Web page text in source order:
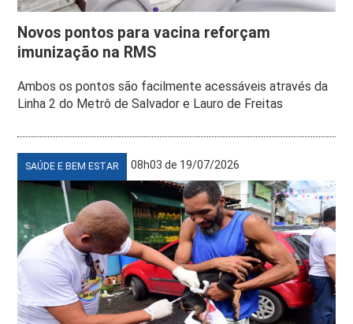
Novos pontos para vacina reforçam
imunização na RMS
Ambos os pontos são facilmente acessáveis através da
Linha 2 do Metrô de Salvador e Lauro de Freitas
SAÚDE E BEM ESTAR 08h03 de 19/07/2026